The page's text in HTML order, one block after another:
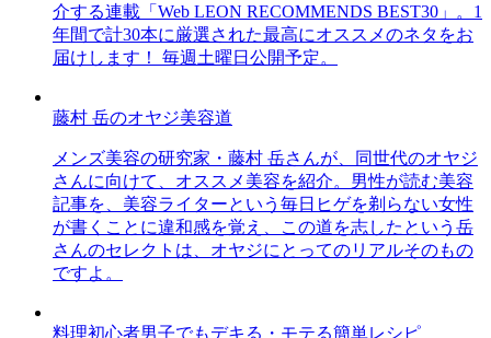
介する連載「Web LEON RECOMMENDS BEST30」。1
年間で計30本に厳選された最高にオススメのネタをお
届けします！ 毎週土曜日公開予定。
藤村 岳のオヤジ美容道
メンズ美容の研究家・藤村 岳さんが、同世代のオヤジ
さんに向けて、オススメ美容を紹介。男性が読む美容
記事を、美容ライターという毎日ヒゲを剃らない女性
が書くことに違和感を覚え、この道を志したという岳
さんのセレクトは、オヤジにとってのリアルそのもの
ですよ。
料理初心者男子でもデキる・モテる簡単レシピ